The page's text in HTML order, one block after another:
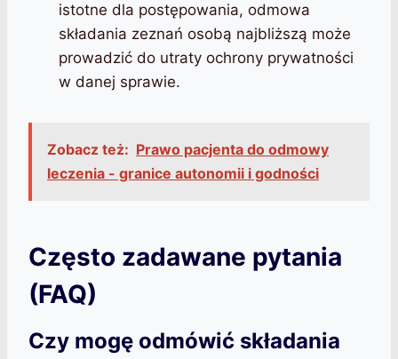
istotne dla postępowania, odmowa
składania zeznań osobą najbliższą może
prowadzić do utraty ochrony prywatności
w danej sprawie.
Zobacz też: Prawo pacjenta do odmowy
leczenia - granice autonomii i godności
Często zadawane pytania
(FAQ)
Czy mogę odmówić składania